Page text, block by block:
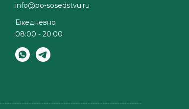
info@po-sosedstvu.ru
Ежедневно
08:00 - 20:00